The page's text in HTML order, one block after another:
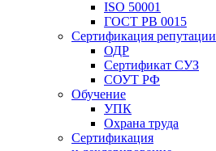
ISO 50001
ГОСТ РВ 0015
Сертификация репутации
ОДР
Сертификат СУЗ
СОУТ РФ
Обучение
УПК
Охрана труда
Сертификация